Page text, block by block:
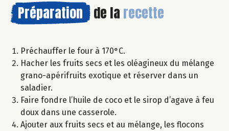
Préparation de la recette
Préchauffer le four à 170°C.
Hacher les fruits secs et les oléagineux du mélange
grano-apérifruits exotique et réserver dans un
saladier.
Faire fondre l’huile de coco et le sirop d’agave à feu
doux dans une casserole.
Ajouter aux fruits secs et au mélange, les flocons